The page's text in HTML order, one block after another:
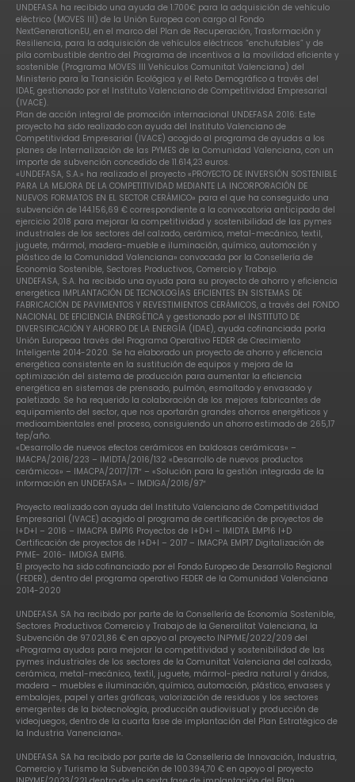
UNDEFASA ha recibido una ayuda de 1.700€ para la adquisición de vehículo
eléctrico (MOVES III) de la Unión Europea con cargo al Fondo
NextGenerationEU, en el marco del Plan de Recuperación, Trasformación y
Resiliencia, para la adquisición de vehículos eléctricos “enchufables” y de
pila combustible dentro del Programa de incentivos a la movilidad eficiente y
sostenible (Programa MOVES III Vehículos Comunitat Valenciana) del
Ministerio para la Transición Ecológica y el Reto Demográfico a través del
IDAE, gestionado por el Instituto Valenciano de Competitividad Empresarial
(IVACE).
Plan de acción integral de promoción internacional UNDEFASA 2016: Este
proyecto ha sido realizado con ayuda del Instituto Valenciano de
Competitividad Empresarial (IVACE) acogido al programa de ayudas a los
planes de Internalización de las PYMES de la Comunidad Valenciana, con un
importe de subvención concedido de 11.614,23 euros.
«UNDEFASA, S.A.» ha realizado el proyecto «PROYECTO DE INVERSIÓN SOSTENIBLE
PARA LA MEJORA DE LA COMPETITIVIDAD MEDIANTE LA INCORPORACIÓN DE
NUEVOS FORMATOS EN EL SECTOR CERÁMICO» para el que ha conseguido una
subvención de 144.156,69 € correspondiente a la convocatoria anticipada del
ejercicio 2018 para mejorar la competitividad y sostenibilidad de las pymes
industriales de los sectores del calzado, cerámico, metal-mecánico, textil,
juguete, mármol, madera-mueble e iluminación, químico, automoción y
plástico de la Comunidad Valenciana» convocada por la Consellería de
Economía Sostenible, Sectores Productivos, Comercio y Trabajo.
UNDEFASA, S.A. ha recibido una ayuda para su proyecto de ahorro y eficiencia
energética IMPLANTACIÓN DE TECNOLOGÍAS EFICIENTES EN SISTEMAS DE
FABRICACIÓN DE PAVIMENTOS Y REVESTIMIENTOS CERÁMICOS, a través del FONDO
NACIONAL DE EFICIENCIA ENERGÉTICA y gestionado por el INSTITUTO DE
DIVERSIFICACIÓN Y AHORRO DE LA ENERGÍA (IDAE), ayuda cofinanciada porla
Unión Europeaa través del Programa Operativo FEDER de Crecimiento
Inteligente 2014-2020. Se ha elaborado un proyecto de ahorro y eficiencia
energética consistente en la sustitución de equipos y mejora de la
optimización del sistema de producción para aumentar la eficiencia
energética en sistemas de prensado, pulmón, esmaltado y envasado y
paletizado. Se ha requerido la colaboración de los mejores fabricantes de
equipamiento del sector, que nos aportarán grandes ahorros energéticos y
medioambientales enel proceso, consiguiendo un ahorro estimado de 265,17
tep/año.
«Desarrollo de nuevos efectos cerámicos en baldosas cerámicas» –
IMACPA/2016/223 – IMIDTA/2016/132 «Desarrollo de nuevos productos
cerámicos» – IMACPA/2017/171″ – «Solución para la gestión integrada de la
información en UNDEFASA» – IMDIGA/2016/97″
Proyecto realizado con ayuda del Instituto Valenciano de Competitividad
Empresarial (IVACE) acogido al programa de certificación de proyectos de
I+D+I – 2016 – IMACPA EMP16 Proyectos de I+D+I – IMIDTA EMP16 I+D
Certificación de proyectos de I+D+I – 2017 – IMACPA EMP17 Digitalización de
PYME- 2016- IMDIGA EMP16.
El proyecto ha sido cofinanciado por el Fondo Europeo de Desarrollo Regional
(FEDER), dentro del programa operativo FEDER de la Comunidad Valenciana
2014-2020
UNDEFASA SA ha recibido por parte de la Consellería de Economía Sostenible,
Sectores Productivos Comercio y Trabajo de la Generalitat Valenciana, la
Subvención de 97.021,86 € en apoyo al proyecto INPYME/2022/209 del
«Programa ayudas para mejorar la competitividad y sostenibilidad de las
pymes industriales de los sectores de la Comunitat Valenciana del calzado,
cerámica, metal-mecánico, textil, juguete, mármol-piedra natural y áridos,
madera – muebles e iluminación, químico, automoción, plástico, envases y
embalajes, papel y artes gráficas, valorización de residuos y los sectores
emergentes de la biotecnología, producción audiovisual y producción de
videojuegos, dentro de la cuarta fase de implantación del Plan Estratégico de
la Industria Vanenciana».
UNDEFASA SA ha recibido por parte de la Conselleria de Innovación, Industria,
Comercio y Turismo la Subvención de 100.394,70 € en apoyo al proyecto